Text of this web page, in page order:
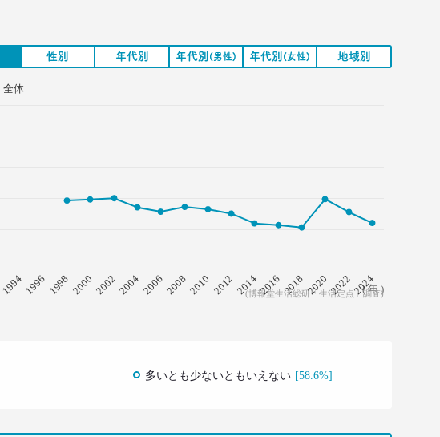
性別 年代別 年代別 (男性) 年代別 (女性) 地域別
( 年 )
(博報堂生活総研「生活定点」調査)
全体
1994 1996 1998 2000 20022004 200620082010 2012 20142016 2018202020222024
多いとも少ないともいえない [58.6%]